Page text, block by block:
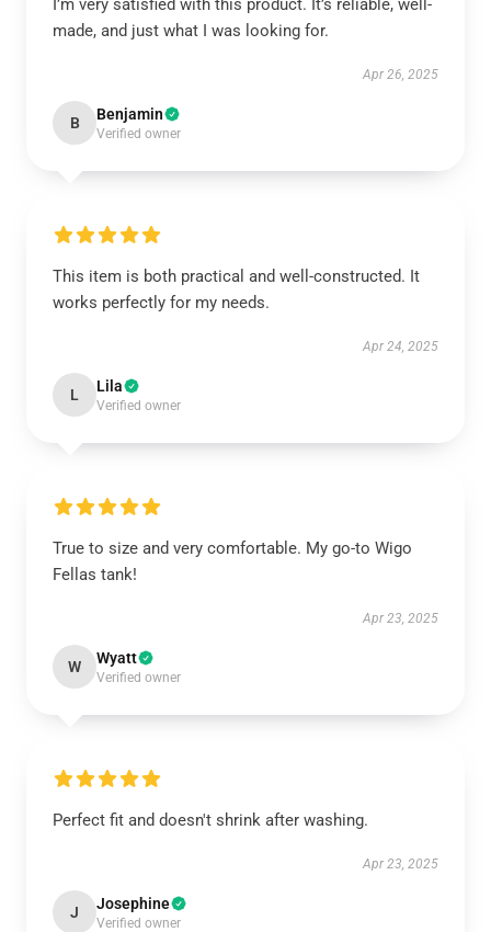
I’m very satisfied with this product. It’s reliable, well-
made, and just what I was looking for.
Apr 26, 2025
B Benjamin
Verified owner
This item is both practical and well-constructed. It
works perfectly for my needs.
Apr 24, 2025
L Lila
Verified owner
True to size and very comfortable. My go-to Wigo
Fellas tank!
Apr 23, 2025
W Wyatt
Verified owner
Perfect fit and doesn't shrink after washing.
Apr 23, 2025
J Josephine
Verified owner